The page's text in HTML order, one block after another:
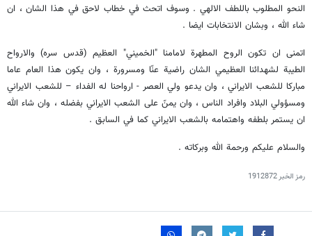
النحو المطلوب باللطف الالهي . وسوف اتحث في خطاب لاحق في هذا الشان ، ان
شاء الله ، وبشان الانتخابات ايضا .
اتمنى ان تكون الروح المطهرة لامامنا "الخميني" العظيم (قدس سره) والارواح
الطيبة لشهدائنا العظيمي الشان راضية عنّا ومسرورة ، وان يكون هذا العام عاما
مباركا للشعب الايراني ، وان يدعو ولي العصر - ارواحنا له الفداء – للشعب الايراني
ومسؤولي البلاد وافراد الناس ، وان يمنّ على الشعب الايراني بفضله ، وان شاء الله
ان يستمر بلطفه واهتمامه بالشعب الايراني كما في السابق .
والسلام عليكم ورحمة الله وبركاته .
رمز الخبر1912872